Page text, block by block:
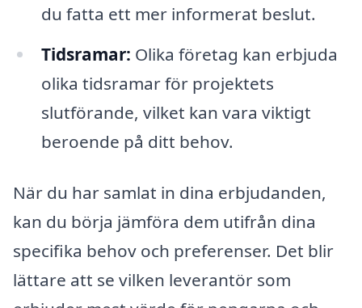
du fatta ett mer informerat beslut.
Tidsramar: Olika företag kan erbjuda
olika tidsramar för projektets
slutförande, vilket kan vara viktigt
beroende på ditt behov.
När du har samlat in dina erbjudanden,
kan du börja jämföra dem utifrån dina
specifika behov och preferenser. Det blir
lättare att se vilken leverantör som